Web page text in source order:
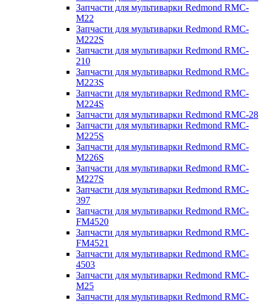
Запчасти для мультиварки Redmond RMC-
M22
Запчасти для мультиварки Redmond RMC-
M222S
Запчасти для мультиварки Redmond RMC-
210
Запчасти для мультиварки Redmond RMC-
M223S
Запчасти для мультиварки Redmond RMC-
M224S
Запчасти для мультиварки Redmond RMC-28
Запчасти для мультиварки Redmond RMC-
M225S
Запчасти для мультиварки Redmond RMC-
M226S
Запчасти для мультиварки Redmond RMC-
M227S
Запчасти для мультиварки Redmond RMC-
397
Запчасти для мультиварки Redmond RMC-
FM4520
Запчасти для мультиварки Redmond RMC-
FM4521
Запчасти для мультиварки Redmond RMC-
4503
Запчасти для мультиварки Redmond RMC-
M25
Запчасти для мультиварки Redmond RMC-